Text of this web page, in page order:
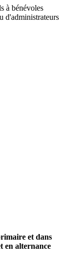
à bénévoles
d'administrateurs
et dans
en alternance